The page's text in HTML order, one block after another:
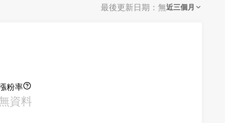
最後更新日期：無近三個月
粉率
資料